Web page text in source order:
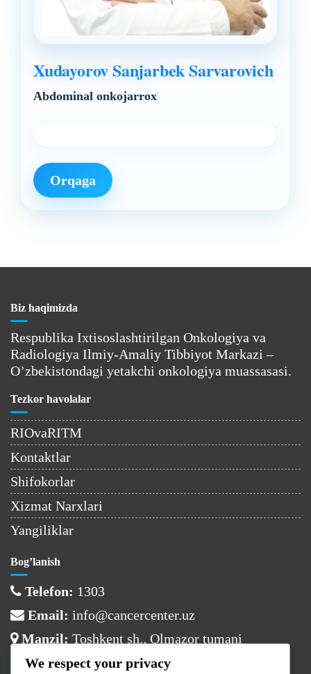
Xudayorov Sanjarbek Sarvarovich
Abdominal onkojarrox
Orqaga
Biz haqimizda
Respublika Ixtisoslashtirilgan Onkologiya va
Radiologiya Ilmiy-Amaliy Tibbiyot Markazi –
O’zbekistondagi yetakchi onkologiya muassasasi.
Tezkor havolalar
RIOvaRITM
Kontaktlar
Shifokorlar
Xizmat Narxlari
Yangiliklar
Bog’lanish
Telefon: 1303
Email: info@cancercenter.uz
Manzil: Toshkent sh., Olmazor tumani
Ish vaqti
We respect your privacy